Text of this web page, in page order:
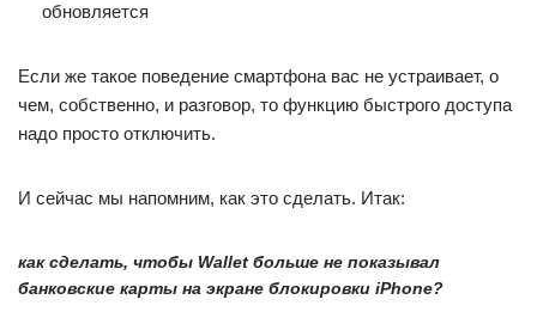
обновляется
Если же такое поведение смартфона вас не устраивает, о
чем, собственно, и разговор, то функцию быстрого доступа
надо просто отключить.
И сейчас мы напомним, как это сделать. Итак:
как сделать, чтобы Wallet больше не показывал
банковские карты на экране блокировки iPhone?